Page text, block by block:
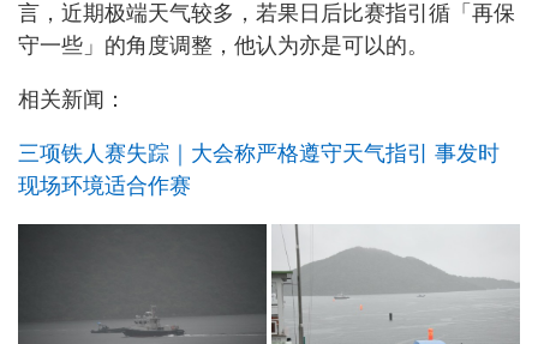
言，近期极端天气较多，若果日后比赛指引循「再保
守一些」的角度调整，他认为亦是可以的。
相关新闻：
三项铁人赛失踪｜大会称严格遵守天气指引 事发时
现场环境适合作赛